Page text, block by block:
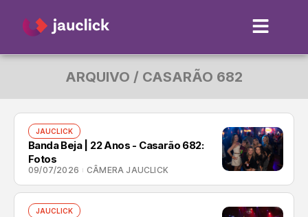
ARQUIVO / CASARÃO 682
JAUCLICK
Banda Beja | 22 Anos - Casarão 682:
Fotos
09/07/2026 CÂMERA JAUCLICK
JAUCLICK